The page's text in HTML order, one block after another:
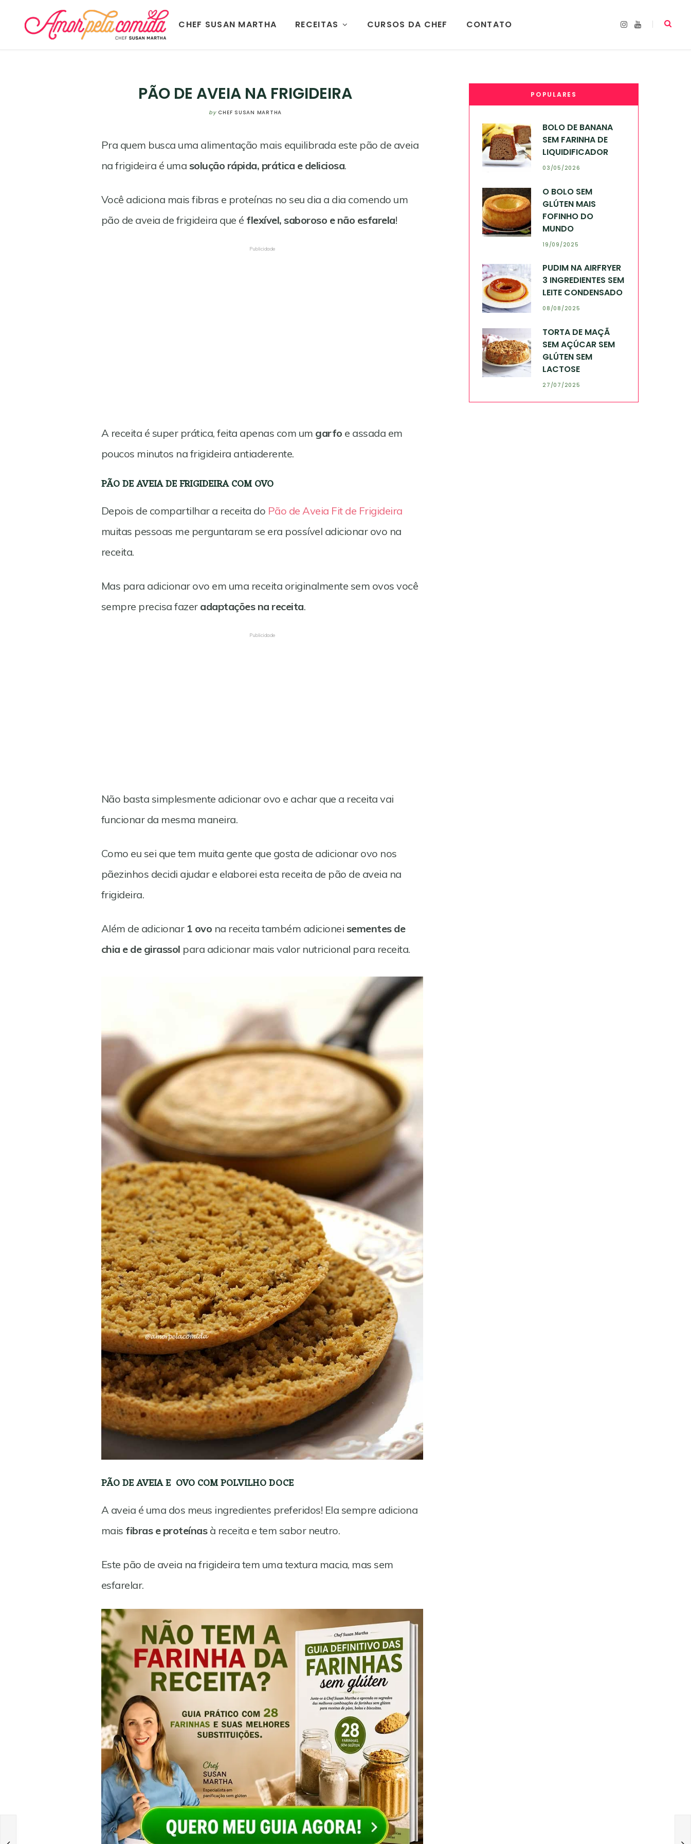
CHEF SUSAN MARTHA RECEITAS CURSOS DA CHEF CONTATO
I
m
Y
PÃO DE AVEIA NA FRIGIDEIRA
by CHEF SUSAN MARTHA
Pra quem busca uma alimentação mais equilibrada este pão de aveia
na frigideira é uma solução rápida, prática e deliciosa.
Você adiciona mais fibras e proteínas no seu dia a dia comendo um
pão de aveia de frigideira que é flexível, saboroso e não esfarela!
Publicidade
A receita é super prática, feita apenas com um garfo e assada em
poucos minutos na frigideira antiaderente.
PÃO DE AVEIA DE FRIGIDEIRA COM OVO
Depois de compartilhar a receita do Pão de Aveia Fit de Frigideira
muitas pessoas me perguntaram se era possível adicionar ovo na
receita.
Mas para adicionar ovo em uma receita originalmente sem ovos você
sempre precisa fazer adaptações na receita.
Publicidade
Não basta simplesmente adicionar ovo e achar que a receita vai
funcionar da mesma maneira.
Como eu sei que tem muita gente que gosta de adicionar ovo nos
pãezinhos decidi ajudar e elaborei esta receita de pão de aveia na
frigideira.
Além de adicionar1 ovo na receita também adicionei sementes de
chia e de girassol para adicionar mais valor nutricional para receita.
PÃO DE AVEIA E OVO COM POLVILHO DOCE
A aveia é uma dos meus ingredientes preferidos! Ela sempre adiciona
mais fibras e proteínasà receita e tem sabor neutro.
Este pão de aveia na frigideira tem uma textura macia, mas sem
esfarelar.
POPULARES
BOLO DE BANANA
SEM FARINHA DE
LIQUIDIFICADOR
03/05/2026
O BOLO SEM
GLÚTEN MAIS
FOFINHO DO
MUNDO
19/09/2025
PUDIM NA AIRFRYER
3 INGREDIENTES SEM
LEITE CONDENSADO
08/08/2025
TORTA DE MAÇÃ
SEM AÇÚCAR SEM
GLÚTEN SEM
LACTOSE
27/07/2025